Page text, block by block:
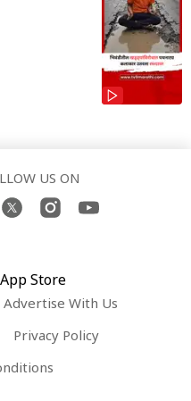
US ON
Advertise With Us
Privacy Policy